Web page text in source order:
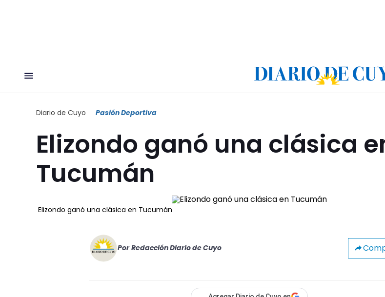
Diario de Cuyo Pasión Deportiva
Elizondo ganó una clásica
Tucumán
Elizondo ganó una clásica en Tucumán
Por Redacción Diario de Cuyo